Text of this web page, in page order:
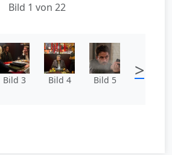
Bild 1 von 22
Bild 3 Bild 4 Bild 5 >